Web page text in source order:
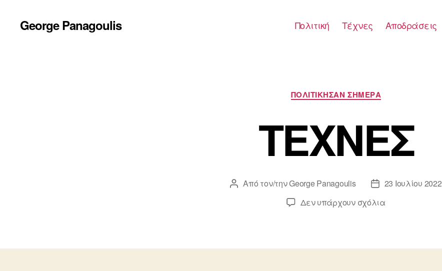
George Panagoulis Πολιτική Τέχνες Αποδράσεις
Κατηγορίες
ΠΟΛΙΤΙΚΗΣΑΝ ΣΗΜΕΡΑ
ΤΕΧΝΕΣ
Συντάκτης
Από τον/τηνGeorge Panagoulis
Ημ.23 Ιουλίου 2022
Δεν υπάρχουν σχόλιαστο